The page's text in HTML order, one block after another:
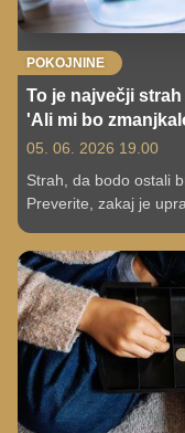
POKOJNINE
To je največji
'Ali mi bo
05. 06. 2026 19.00
Strah, da bodo ostali
Preverite, zakaj je